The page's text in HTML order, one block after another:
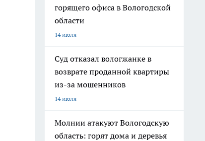
горящего офиса в Вологодской
области
14 июля
Суд отказал вологжанке в
возврате проданной квартиры
из-за мошенников
14 июля
Молнии атакуют Вологодскую
область: горят дома и деревья